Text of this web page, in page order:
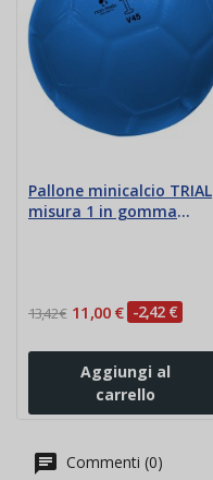
Pallone minicalcio TRIAL
misura 1 in gomma
13,42 € 11,00 € -2,42 €
Aggiungi al
carrello
Commenti (0)